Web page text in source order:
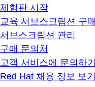
체험판 시작
교육 서브스크립션 구매
서브스크립션 관리
구매 문의처
고객 서비스에 문의하기
Red Hat 채용 정보 보기